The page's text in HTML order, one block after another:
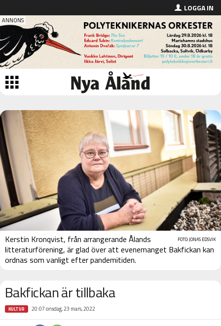
LOGGA IN
FOTO: JONAS EDSVIK
Kerstin Kronqvist, från arrangerande Ålands
litteraturförening, är glad över att evenemanget Bakfickan kan
ordnas som vanligt efter pandemitiden.
Bakfickan är tillbaka
KULTUR 20:07 onsdag, 23 mars, 2022